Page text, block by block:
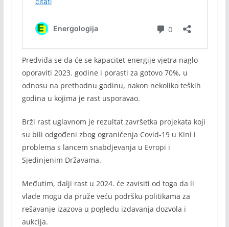
Predviđa se da će se kapacitet energije vjetra naglo
oporaviti 2023. godine i porasti za gotovo 70%, u
odnosu na prethodnu godinu, nakon nekoliko teških
godina u kojima je rast usporavao.
Brži rast uglavnom je rezultat završetka projekata koji
su bili odgođeni zbog ograničenja Covid-19 u Kini i
problema s lancem snabdjevanja u Evropi i
Sjedinjenim Državama.
Međutim, dalji rast u 2024. će zavisiti od toga da li
vlade mogu da pruže veću podršku politikama za
rešavanje izazova u pogledu izdavanja dozvola i
aukcija.